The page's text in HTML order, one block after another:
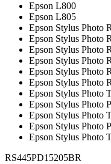
Epson L800
Epson L805
Epson Stylus Photo
Epson Stylus Photo
Epson Stylus Photo
Epson Stylus Photo
Epson Stylus Photo
Epson Stylus Photo
Epson Stylus Photo
Epson Stylus Photo
Epson Stylus Photo
Epson Stylus Photo
Epson Stylus Photo
RS445PD15205BR